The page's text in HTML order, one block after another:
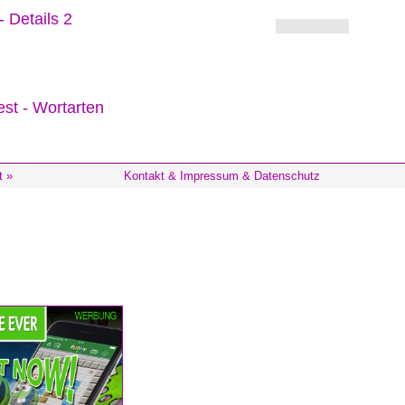
Details 2
» Kontakt & Impressum & Datenschutz